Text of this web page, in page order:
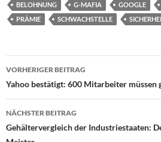
BELOHNUNG G-MAFIA GOOGLE
PRÄMIE
SCHWACHSTELLE
Beitragsnavigation
VORHERIGER BEITRAG
Yahoo bestätigt: 600 Mitarbeiter müssen
NÄCHSTER BEITRAG
Gehältervergleich der Industriestaaten: